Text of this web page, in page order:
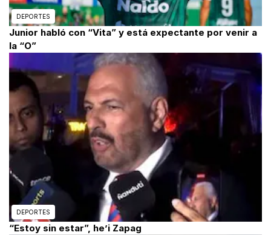
DEPORTES
Junior habló con “Vita” y está expectante por venir a
la “O”
DEPORTES
“Estoy sin estar”, he’i Zapag